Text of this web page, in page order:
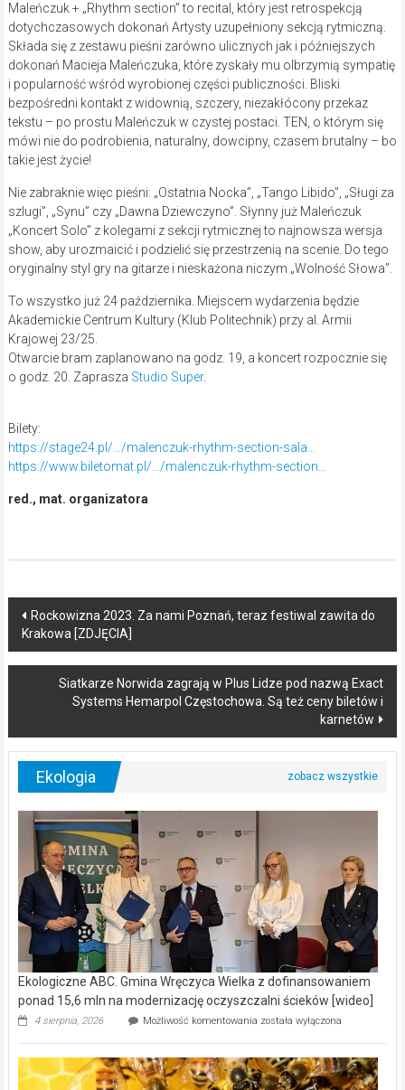
Maleńczuk + „Rhythm section” to recital, który jest retrospekcją
dotychczasowych dokonań Artysty uzupełniony sekcją rytmiczną.
Składa się z zestawu pieśni zarówno ulicznych jak i późniejszych
dokonań Macieja Maleńczuka, które zyskały mu olbrzymią sympatię
i popularność wśród wyrobionej części publiczności. Bliski
bezpośredni kontakt z widownią, szczery, niezakłócony przekaz
tekstu – po prostu Maleńczuk w czystej postaci. TEN, o którym się
mówi nie do podrobienia, naturalny, dowcipny, czasem brutalny – bo
takie jest życie!
Nie zabraknie więc pieśni: „Ostatnia Nocka”, „Tango Libido”, „Sługi za
szlugi”, „Synu” czy „Dawna Dziewczyno”. Słynny już Maleńczuk
„Koncert Solo” z kolegami z sekcji rytmicznej to najnowsza wersja
show, aby urozmaicić i podzielić się przestrzenią na scenie. Do tego
oryginalny styl gry na gitarze i nieskażona niczym „Wolność Słowa”.
To wszystko już 24 października. Miejscem wydarzenia będzie
Akademickie Centrum Kultury (Klub Politechnik) przy al. Armii
Krajowej 23/25.
Otwarcie bram zaplanowano na godz. 19, a koncert rozpocznie się
o godz. 20. Zaprasza Studio Super.
Bilety:
https://stage24.pl/…/malenczuk-rhythm-section-sala…
https://www.biletomat.pl/…/malenczuk-rhythm-section…
red., mat. organizatora
Post
navigation
Rockowizna 2023. Za nami Poznań, teraz festiwal zawita do
Krakowa [ZDJĘCIA]
Siatkarze Norwida zagrają w Plus Lidze pod nazwą Exact
Systems Hemarpol Częstochowa. Są też ceny biletów i
karnetów
Ekologia
Ekologiczne ABC. Gmina Wręczyca Wielka z dofinansowaniem
ponad 15,6 mln na modernizację oczyszczalni ścieków [wideo]
4 sierpnia, 2026 Możliwość komentowania Ekologiczne
Wręczyca
Wielka
została wyłączona